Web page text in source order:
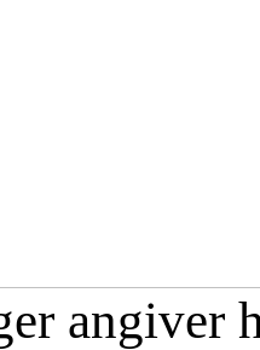
angiver